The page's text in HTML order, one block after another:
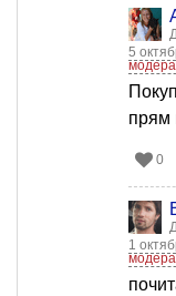
5
прям
0
1